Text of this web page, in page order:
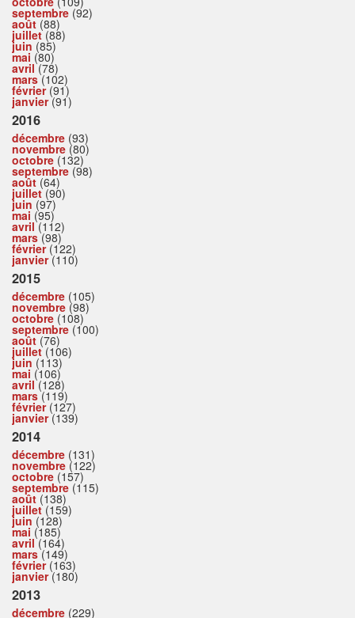
septembre (92)
août (88)
juillet(88)
juin (85)
mai (80)
avril(78)
mars(102)
février(91)
janvier(91)
2016
décembre (93)
novembre (80)
octobre (132)
septembre (98)
août (64)
juillet(90)
juin (97)
mai (95)
avril(112)
mars(98)
février(122)
janvier(110)
2015
décembre (105)
novembre (98)
octobre (108)
septembre (100)
août (76)
juillet(106)
juin (113)
mai (106)
avril(128)
mars(119)
février(127)
janvier(139)
2014
décembre (131)
novembre (122)
octobre (157)
septembre (115)
août (138)
juillet(159)
juin (128)
mai (185)
avril(164)
mars(149)
février(163)
janvier(180)
2013
décembre (229)